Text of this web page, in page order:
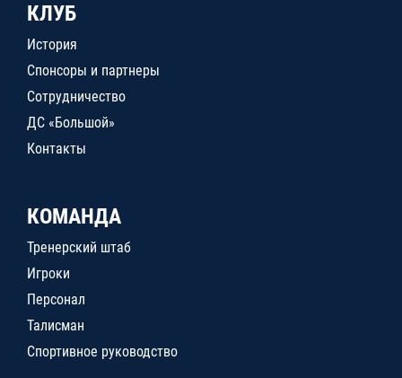
КЛУБ
История
Спонсоры и партнеры
Сотрудничество
ДС «Большой»
Контакты
КОМАНДА
Тренерский штаб
Игроки
Персонал
Талисман
Спортивное руководство